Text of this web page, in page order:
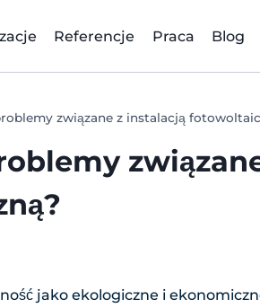
Referencje Praca Blog
związane z instalacją
jako ekologiczne i